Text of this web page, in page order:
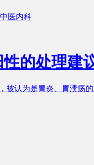
医内科
的处理建
被认为是胃炎、胃溃疡